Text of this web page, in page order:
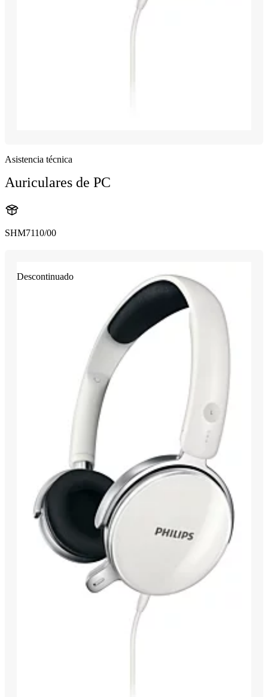
Asistencia técnica
Auriculares de PC
SHM7110/00
Descontinuado